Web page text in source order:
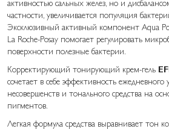
активностью сальных желез, но и
частности, увеличивается популяция
Эксклюзивный активный компонент Aqua
La Roche-Posay помогает регулировать
поверхности полезные бактерии.
Корректирующий тонирующий крем-гель
сочетает в себе эффективность ежедневного
несовершенств и тонального средства на
пигментов.
Легкая формула средства выравнивает тон